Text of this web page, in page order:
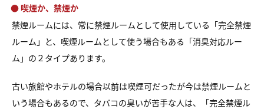
● 喫煙か、禁煙か
禁煙ルームには、常に禁煙ルームとして使用している「完全禁煙
ルーム」と、喫煙ルームとして使う場合もある「消臭対応ルー
ム」の２タイプあります。
古い旅館やホテルの場合以前は喫煙可だったが今は禁煙ルームと
いう場合もあるので、タバコの臭いが苦手な人は、「完全禁煙ル